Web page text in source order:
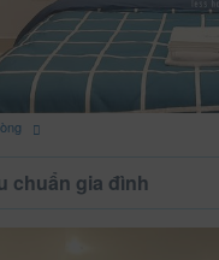
chuẩn gia đình